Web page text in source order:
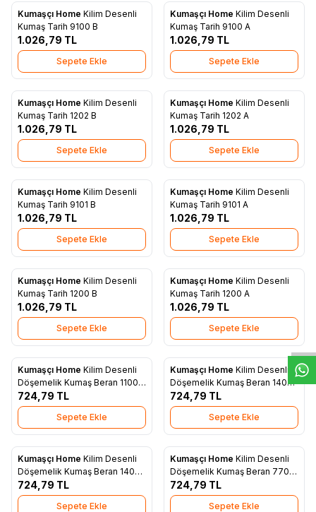
W
h
t
s
a
p
p
D
e
s
e
H
a
t
t
Yeni
Favorilere Ekle
Kumaşçı Home Kilim Desenli
Kumaş Tarih 9100 B
1.026,79 TL
Sepete Ekle
Yeni
Favorilere Ekle
Kumaşçı Home Kilim Desenli
Kumaş Tarih 9100 A
1.026,79 TL
Sepete Ekle
Yeni
Favorilere Ekle
Kumaşçı Home Kilim Desenli
Kumaş Tarih 1202 B
1.026,79 TL
Sepete Ekle
Yeni
Favorilere Ekle
Kumaşçı Home Kilim Desenli
Kumaş Tarih 1202 A
1.026,79 TL
Sepete Ekle
Yeni
Favorilere Ekle
Kumaşçı Home Kilim Desenli
Kumaş Tarih 9101 B
1.026,79 TL
Sepete Ekle
Yeni
Favorilere Ekle
Kumaşçı Home Kilim Desenli
Kumaş Tarih 9101 A
1.026,79 TL
Sepete Ekle
Yeni
Favorilere Ekle
Kumaşçı Home Kilim Desenli
Kumaş Tarih 1200 B
1.026,79 TL
Sepete Ekle
Yeni
Favorilere Ekle
Kumaşçı Home Kilim Desenli
Kumaş Tarih 1200 A
1.026,79 TL
Sepete Ekle
Yeni
Favorilere Ekle
Kumaşçı Home Kilim Desenli
Döşemelik Kumaş Beran 1100
C
724,79 TL
Sepete Ekle
Yeni
Favorilere Ekle
Kumaşçı Home Kilim Desenli
Döşemelik Kumaş Beran 1400
A
724,79 TL
Sepete Ekle
Yeni
Favorilere Ekle
Kumaşçı Home Kilim Desenli
Döşemelik Kumaş Beran 1400
C
724,79 TL
Sepete Ekle
Yeni
Favorilere Ekle
Kumaşçı Home Kilim Desenli
Döşemelik Kumaş Beran 7700
A
724,79 TL
Sepete Ekle